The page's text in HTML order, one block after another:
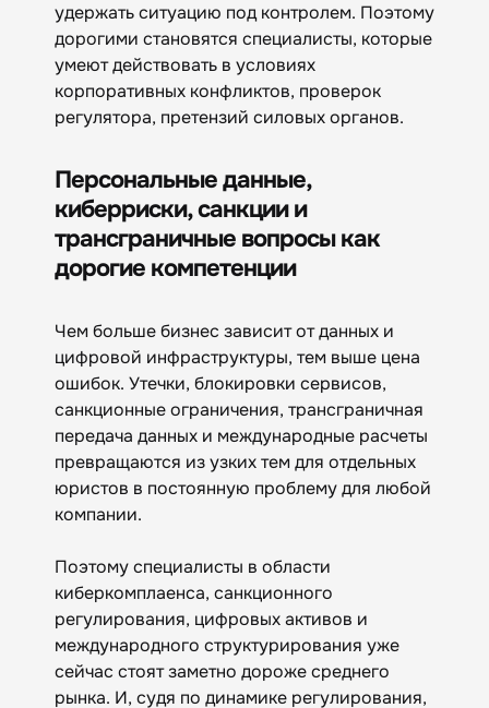
удержать ситуацию под контролем. Поэтому
дорогими становятся специалисты, которые
умеют действовать в условиях
корпоративных конфликтов, проверок
регулятора, претензий силовых органов.
Персональные данные,
киберриски, санкции и
трансграничные вопросы как
дорогие компетенции
Чем больше бизнес зависит от данных и
цифровой инфраструктуры, тем выше цена
ошибок. Утечки, блокировки сервисов,
санкционные ограничения, трансграничная
передача данных и международные расчеты
превращаются из узких тем для отдельных
юристов в постоянную проблему для любой
компании.
Поэтому специалисты в области
киберкомплаенса, санкционного
регулирования, цифровых активов и
международного структурирования уже
сейчас стоят заметно дороже среднего
рынка. И, судя по динамике регулирования,